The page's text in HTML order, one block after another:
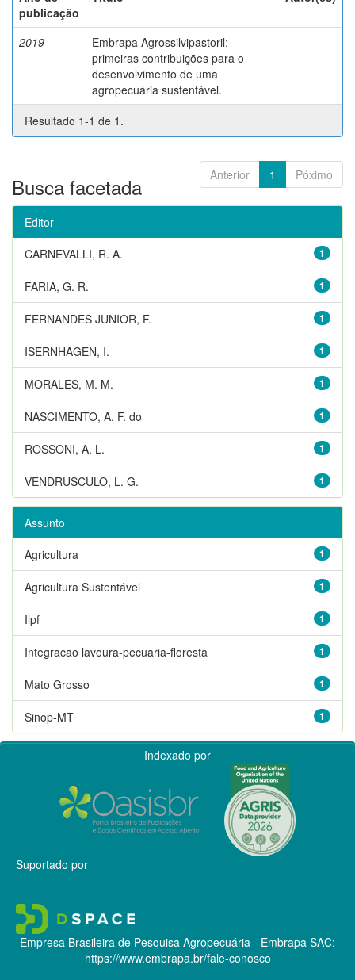
publicação
2019
Embrapa Agrossilvipastoril:
primeiras contribuições para o
desenvolvimento de uma
agropecuária sustentável.
-
Resultado 1-1 de 1.
Anterior 1 Póximo
Busca facetada
Editor
1
CARNEVALLI, R. A.
1
FARIA, G. R.
1
FERNANDES JUNIOR, F.
1
ISERNHAGEN, I.
1
MORALES, M. M.
1
NASCIMENTO, A. F. do
1
ROSSONI, A. L.
1
VENDRUSCULO, L. G.
Assunto
1
Agricultura
1
Agricultura Sustentável
1
Ilpf
1
Integracao lavoura-pecuaria-floresta
1
Mato Grosso
1
Sinop-MT
Indexado por
Suportado por
Empresa Brasileira de Pesquisa Agropecuária - Embrapa SAC:
https://www.embrapa.br/fale-conosco